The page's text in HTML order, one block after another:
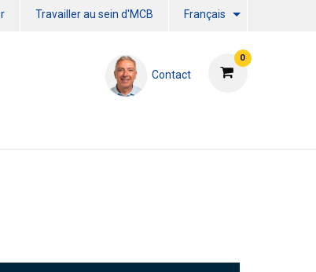
Travailler au sein d'MCB Français
0
Contact